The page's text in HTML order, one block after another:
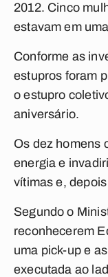
2012. Cinco
estavam em
Conforme as
estupros foram
o estupro
aniversário.
Os dez homens
energia e
vítimas e,
Segundo o
reconhecerem
uma pick-up e
executada ao